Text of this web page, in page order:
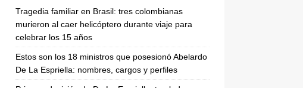
Tragedia familiar en Brasil: tres colombianas
murieron al caer helicóptero durante viaje para
celebrar los 15 años
Estos son los 18 ministros que posesionó Abelardo
De La Espriella: nombres, cargos y perfiles